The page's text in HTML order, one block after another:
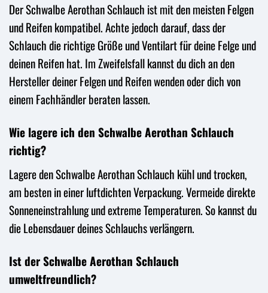
Der Schwalbe Aerothan Schlauch ist mit den meisten Felgen
und Reifen kompatibel. Achte jedoch darauf, dass der
Schlauch die richtige Größe und Ventilart für deine Felge und
deinen Reifen hat. Im Zweifelsfall kannst du dich an den
Hersteller deiner Felgen und Reifen wenden oder dich von
einem Fachhändler beraten lassen.
Wie lagere ich den Schwalbe Aerothan Schlauch
richtig?
Lagere den Schwalbe Aerothan Schlauch kühl und trocken,
am besten in einer luftdichten Verpackung. Vermeide direkte
Sonneneinstrahlung und extreme Temperaturen. So kannst du
die Lebensdauer deines Schlauchs verlängern.
Ist der Schwalbe Aerothan Schlauch
umweltfreundlich?